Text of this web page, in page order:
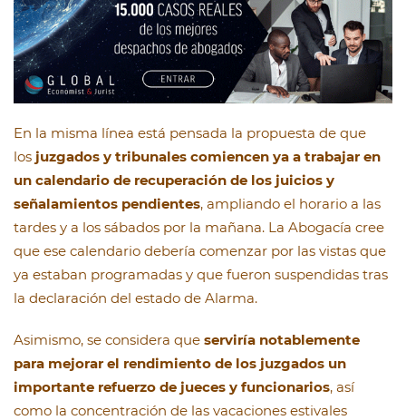
En la misma línea está pensada la propuesta de que
los juzgados y tribunales comiencen ya a trabajar en
un calendario de recuperación de los juicios y
señalamientos pendientes, ampliando el horario a las
tardes y a los sábados por la mañana. La Abogacía cree
que ese calendario debería comenzar por las vistas que
ya estaban programadas y que fueron suspendidas tras
la declaración del estado de Alarma.
Asimismo, se considera que serviría notablemente
para mejorar el rendimiento de los juzgados un
importante refuerzo de jueces y funcionarios, así
como la concentración de las vacaciones estivales